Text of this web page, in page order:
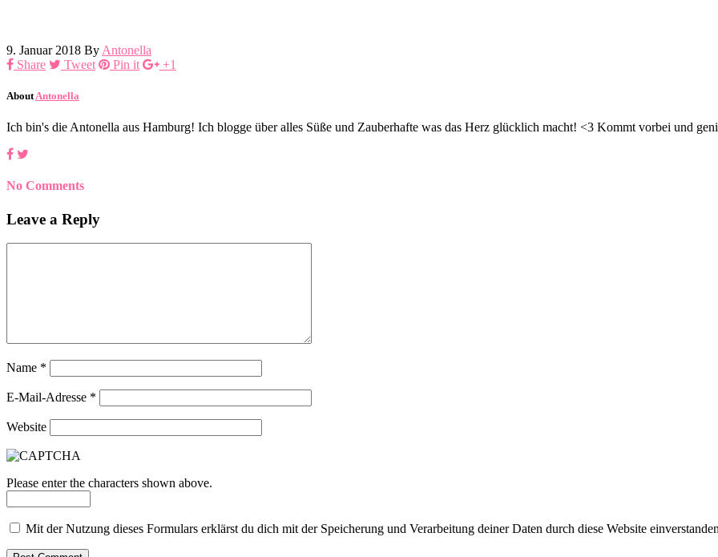
9. Januar 2018 By Antonella
Share
Tweet Pin it +1
About Antonella
Ich bin's die Antonella aus Hamburg! Ich blogge über alles Süße und Zauberhafte was das Herz glücklich macht! <3 Kommt vorbei und
No Comments
Leave a Reply
Name *
E-Mail-Adresse *
Website
Please enter the characters shown above.
Mit der Nutzung dieses Formulars erklärst du dich mit der Speicherung und Verarbeitung deiner Daten durch diese Website